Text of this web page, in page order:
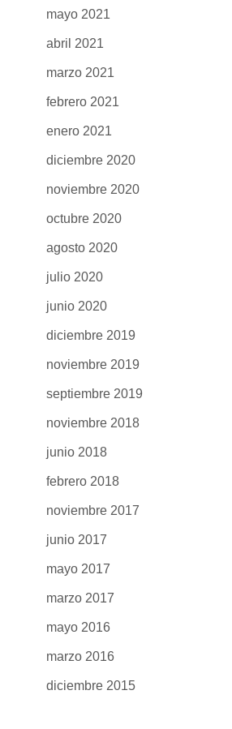
mayo 2021
abril 2021
marzo 2021
febrero 2021
enero 2021
diciembre 2020
noviembre 2020
octubre 2020
agosto 2020
julio 2020
junio 2020
diciembre 2019
noviembre 2019
septiembre 2019
noviembre 2018
junio 2018
febrero 2018
noviembre 2017
junio 2017
mayo 2017
marzo 2017
mayo 2016
marzo 2016
diciembre 2015